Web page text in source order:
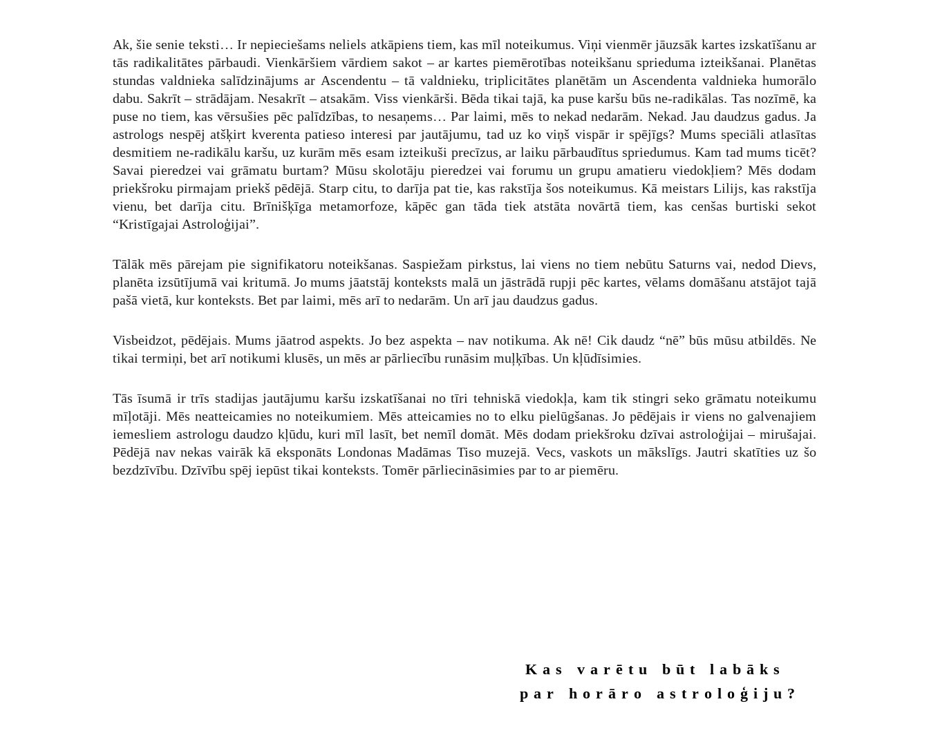
Ak, šie senie teksti… Ir nepieciešams neliels atkāpiens tiem, kas mīl noteikumus. Viņi vienmēr jāuzsāk kartes izskatīšanu ar
tās radikalitātes pārbaudi. Vienkāršiem vārdiem sakot – ar kartes piemērotības noteikšanu sprieduma izteikšanai. Planētas
stundas valdnieka salīdzinājums ar Ascendentu – tā valdnieku, triplicitātes planētām un Ascendenta valdnieka humorālo
dabu. Sakrīt – strādājam. Nesakrīt – atsakām. Viss vienkārši. Bēda tikai tajā, ka puse karšu būs ne-radikālas. Tas nozīmē, ka
puse no tiem, kas vērsušies pēc palīdzības, to nesaņems… Par laimi, mēs to nekad nedarām. Nekad. Jau daudzus gadus. Ja
astrologs nespēj atšķirt kverenta patieso interesi par jautājumu, tad uz ko viņš vispār ir spējīgs? Mums speciāli atlasītas
desmitiem ne-radikālu karšu, uz kurām mēs esam izteikuši precīzus, ar laiku pārbaudītus spriedumus. Kam tad mums ticēt?
Savai pieredzei vai grāmatu burtam? Mūsu skolotāju pieredzei vai forumu un grupu amatieru viedokļiem? Mēs dodam
priekšroku pirmajam priekš pēdējā. Starp citu, to darīja pat tie, kas rakstīja šos noteikumus. Kā meistars Lilijs, kas rakstīja
vienu, bet darīja citu. Brīnišķīga metamorfoze, kāpēc gan tāda tiek atstāta novārtā tiem, kas cenšas burtiski sekot
“Kristīgajai Astroloģijai”.
Tālāk mēs pārejam pie signifikatoru noteikšanas. Saspiežam pirkstus, lai viens no tiem nebūtu Saturns vai, nedod Dievs,
planēta izsūtījumā vai kritumā. Jo mums jāatstāj konteksts malā un jāstrādā rupji pēc kartes, vēlams domāšanu atstājot tajā
pašā vietā, kur konteksts. Bet par laimi, mēs arī to nedarām. Un arī jau daudzus gadus.
Visbeidzot, pēdējais. Mums jāatrod aspekts. Jo bez aspekta – nav notikuma. Ak nē! Cik daudz “nē” būs mūsu atbildēs. Ne
tikai termiņi, bet arī notikumi klusēs, un mēs ar pārliecību runāsim muļķības. Un kļūdīsimies.
Tās īsumā ir trīs stadijas jautājumu karšu izskatīšanai no tīri tehniskā viedokļa, kam tik stingri seko grāmatu noteikumu
mīļotāji. Mēs neatteicamies no noteikumiem. Mēs atteicamies no to elku pielūgšanas. Jo pēdējais ir viens no galvenajiem
iemesliem astrologu daudzo kļūdu, kuri mīl lasīt, bet nemīl domāt. Mēs dodam priekšroku dzīvai astroloģijai – mirušajai.
Pēdējā nav nekas vairāk kā eksponāts Londonas Madāmas Tiso muzejā. Vecs, vaskots un mākslīgs. Jautri skatīties uz šo
bezdzīvību. Dzīvību spēj iepūst tikai konteksts. Tomēr pārliecināsimies par to ar piemēru.
Kas varētu būt labāks
par horāro astroloģiju?